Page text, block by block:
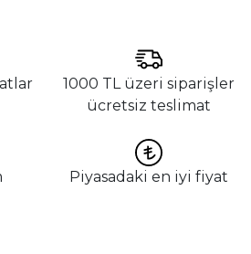
1000 TL üzeri siparişler
ücretsiz teslimat
Piyasadaki en iyi fiyat